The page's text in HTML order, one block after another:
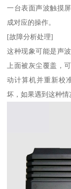
一台表面声波触摸
成对应的操作。
[故障分析处理]
这种现象可能是声
上面被灰尘覆盖，
动计算机并重新校
坏，如果遇到这种